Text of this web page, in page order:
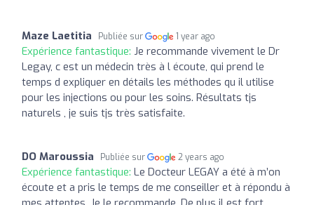
Maze Laetitia Publiée sur 1 year ago
Expérience fantastique: Je recommande vivement le Dr
Legay, c est un médecin très à l écoute, qui prend le
temps d expliquer en détails les méthodes qu il utilise
pour les injections ou pour les soins. Résultats tjs
naturels , je suis tjs très satisfaite.
DO Maroussia Publiée sur 2 years ago
Expérience fantastique: Le Docteur LEGAY a été à m’on
écoute et a pris le temps de me conseiller et à répondu à